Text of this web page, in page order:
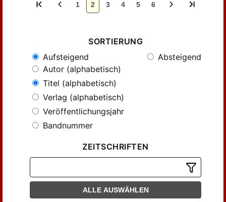
1 2 3 4 5 6
SORTIERUNG
Aufsteigend
Absteigend
Autor (alphabetisch)
Titel (alphabetisch)
Verlag (alphabetisch)
Veröffentlichungsjahr
Bandnummer
ZEITSCHRIFTEN
ALLE AUSWÄHLEN